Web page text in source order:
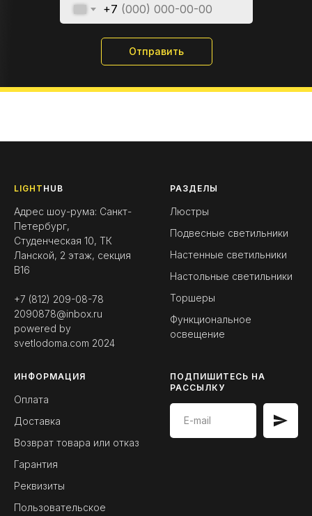
+7
Отправить
LIGHT HUB
Адрес шоу-рума: Санкт-
Петербург,
Студенческая 10, ТК
Ланской, 2 этаж, секция
B16
+7 (812) 209-08-78
2090878@inbox.ru
powered by
svetlodoma.com 2024
РАЗДЕЛЫ
Люстры
Подвесные светильники
Настенные светильники
Настольные светильники
Торшеры
Функциональное
освещение
ИНФОРМАЦИЯ
Оплата
Доставка
Возврат товара или отказ
Гарантия
Реквизиты
Пользовательское
ПОДПИШИТЕСЬ НА
РАССЫЛКУ